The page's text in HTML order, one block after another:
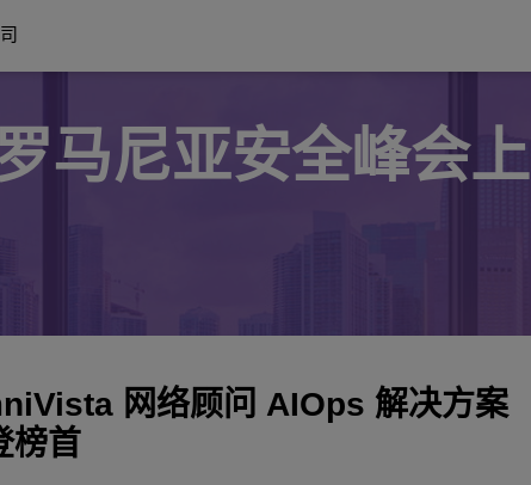
Education Solutions
更多
时代通信
on Demand
通信平台
OXO Connect
合作伙伴
于我们
行管理团队
马尼亚安全峰会上
网络顾问 AIOps 解决方案
榜首